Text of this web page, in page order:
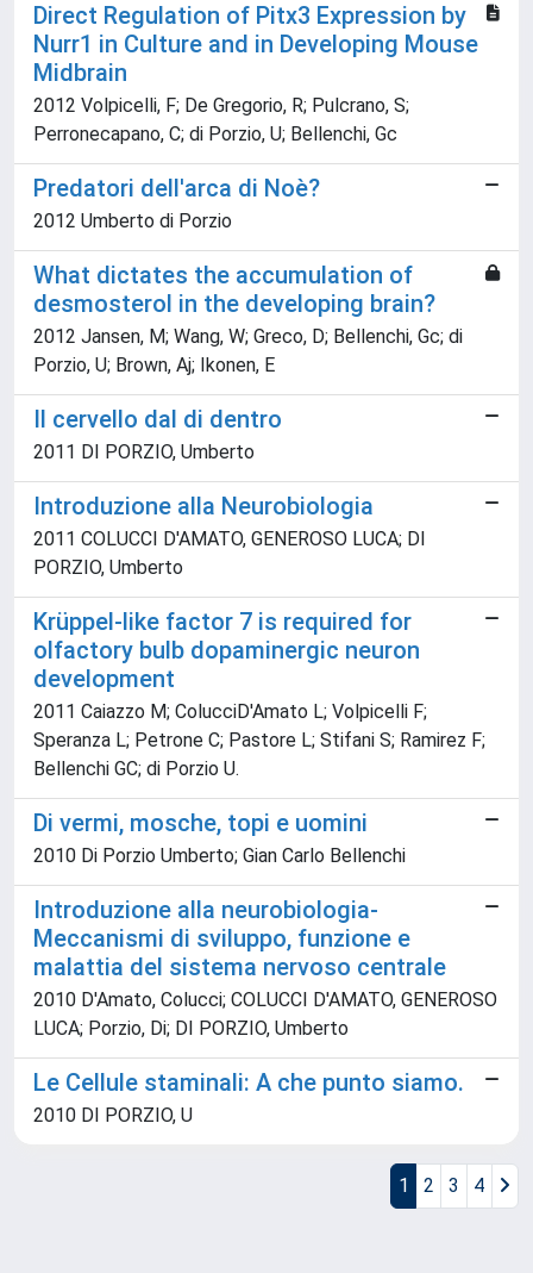
Direct Regulation of Pitx3 Expression by
Nurr1 in Culture and in Developing Mouse
Midbrain
2012 Volpicelli, F; De Gregorio, R; Pulcrano, S;
Perronecapano, C; di Porzio, U; Bellenchi, Gc
Predatori dell'arca di Noè?
2012 Umberto di Porzio
What dictates the accumulation of
desmosterol in the developing brain?
2012 Jansen, M; Wang, W; Greco, D; Bellenchi, Gc; di
Porzio, U; Brown, Aj; Ikonen, E
Il cervello dal di dentro
2011 DI PORZIO, Umberto
Introduzione alla Neurobiologia
2011 COLUCCI D'AMATO, GENEROSO LUCA; DI
PORZIO, Umberto
Krüppel-like factor 7 is required for
olfactory bulb dopaminergic neuron
development
2011 Caiazzo M; ColucciD'Amato L; Volpicelli F;
Speranza L; Petrone C; Pastore L; Stifani S; Ramirez F;
Bellenchi GC; di Porzio U.
Di vermi, mosche, topi e uomini
2010 Di Porzio Umberto; Gian Carlo Bellenchi
Introduzione alla neurobiologia-
Meccanismi di sviluppo, funzione e
malattia del sistema nervoso centrale
2010 D'Amato, Colucci; COLUCCI D'AMATO, GENEROSO
LUCA; Porzio, Di; DI PORZIO, Umberto
Le Cellule staminali: A che punto siamo.
2010 DI PORZIO, U
1 2 3 4